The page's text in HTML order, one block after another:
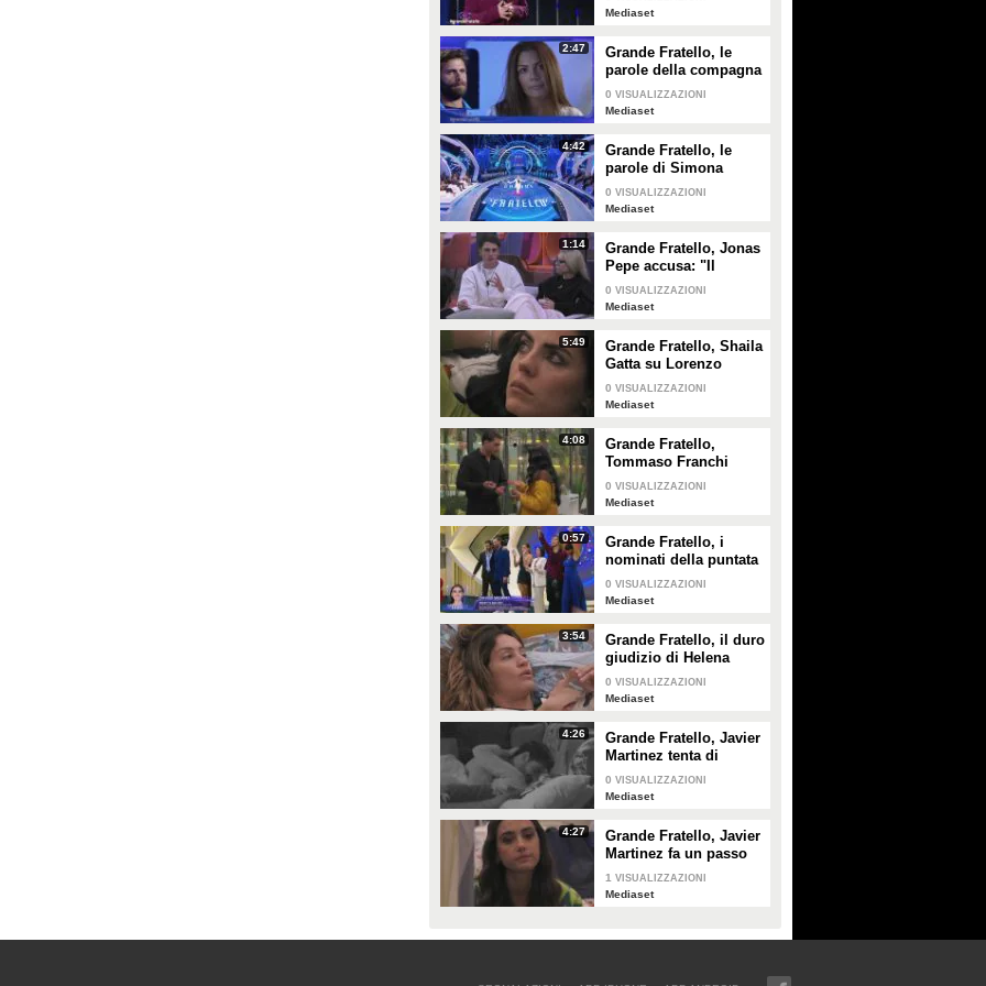
compagna Valentina
Mediaset
2:47
Grande Fratello, le
parole della compagna
di Domenico D'Alterio
0 VISUALIZZAZIONI
Mediaset
4:42
Grande Fratello, le
parole di Simona
Ventura per Anita
Mazzotta
0 VISUALIZZAZIONI
Mediaset
1:14
Grande Fratello, Jonas
Pepe accusa: "Il
contatto tra alcuni è
strategia"
0 VISUALIZZAZIONI
Mediaset
5:49
Grande Fratello, Shaila
Gatta su Lorenzo
Spolverato: "Non
siamo più noi due, è
0 VISUALIZZAZIONI
Mediaset
4:08
Grande Fratello,
Tommaso Franchi
spiega a Shaila Gatta
le ragioni del
Spolverato
0 VISUALIZZAZIONI
Mediaset
0:57
Grande Fratello, i
nominati della puntata
di giovedì 30 gennaio
0 VISUALIZZAZIONI
Mediaset
3:54
Grande Fratello, il duro
giudizio di Helena
Prestes su Zeudi Di
Palma e Javier
0 VISUALIZZAZIONI
Mediaset
4:26
Grande Fratello, Javier
Martinez tenta di
confortare Zeudi Di
Palma
0 VISUALIZZAZIONI
Mediaset
4:27
Grande Fratello, Javier
Martinez fa un passo
indietro con Zeudi Di
Palma
1 VISUALIZZAZIONI
Mediaset
GUARDA
1425922• di Spettacolo Fanpage